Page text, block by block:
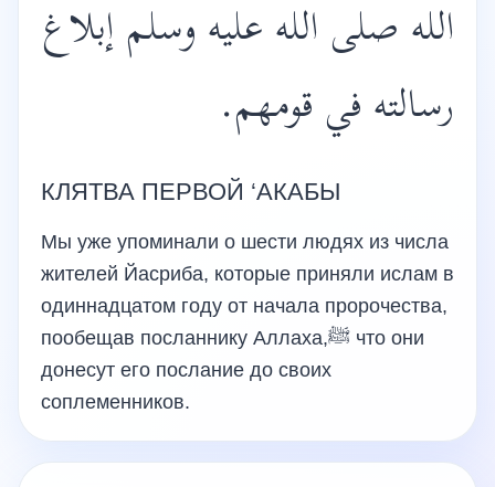
الله صلى الله عليه وسلم إبلاغ
رسالته في قومهم.
КЛЯТВА ПЕРВОЙ ‘АКАБЫ
Мы уже упоминали о шести людях из числа
жителей Йасриба, которые приняли ислам в
одиннадцатом году от начала пророчества,
пообещав посланнику Аллаха,ﷺ что они
донесут его послание до своих
соплеменников.